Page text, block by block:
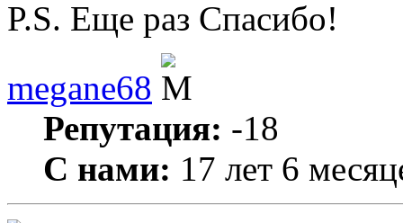
P.S. Еще раз Спасибо!
megane68
Репутация: -18
С нами: 17 лет 6